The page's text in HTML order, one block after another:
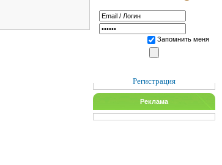
Запомнить меня
Регистрация
Реклама